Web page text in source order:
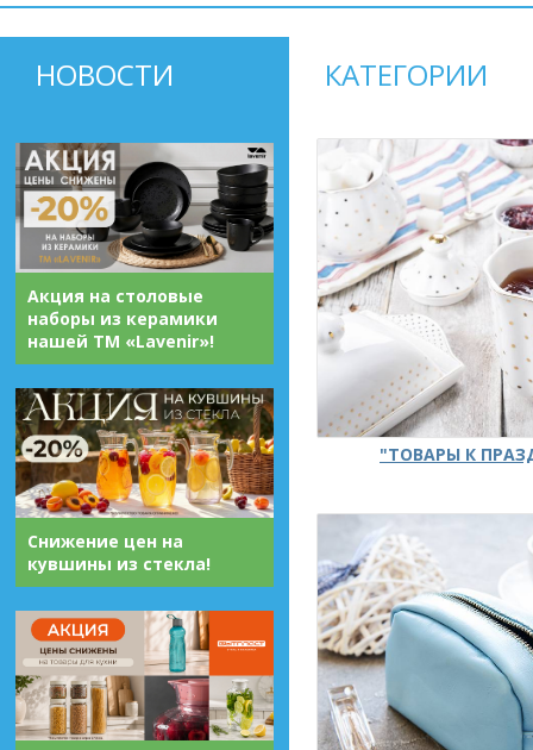
НОВОСТИ
Акция на столовые
наборы из керамики
нашей ТМ «Lavenir»!
Снижение цен на
кувшины из стекла!
КАТЕГОРИИ
"ТОВАРЫ К